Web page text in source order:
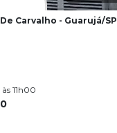
Carvalho - Guarujá/SP
11h00